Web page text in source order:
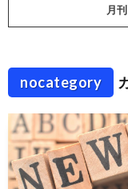
月
nocategory